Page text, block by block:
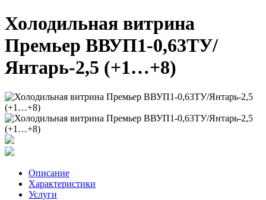
Холодильная витрина
Премьер ВВУП1-0,63ТУ/
Янтарь-2,5 (+1…+8)
Описание
Характеристики
Услуги